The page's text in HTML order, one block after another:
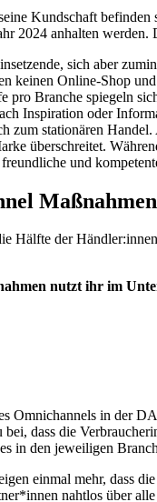
Kundschaft
2024 anhalten
sich aber
keinen Online-Shop
pro Branche spiegeln
Inspiration oder
zum stationären
überschreitet.
und
Hälfte der
nutzt ihr im
Omnichannels in der
bei, dass die
in den jeweiligen
einmal mehr, dass
nahtlos über